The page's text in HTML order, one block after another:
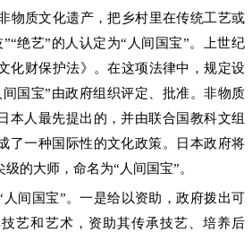
物质文化遗产，把乡村里在传统工艺或
绝艺”的人认定为“人间国宝”。上世纪
化财保护法》。在这项法律中，规定设
国宝”由政府组织评定、批准。非物质
本人最先提出的，并由联合国教科文组
了一种国际性的文化政策。日本政府将
的大师，命名为“人间国宝”。
人间国宝”。一是给以资助，政府拨出可
艺和艺术，资助其传承技艺、培养后